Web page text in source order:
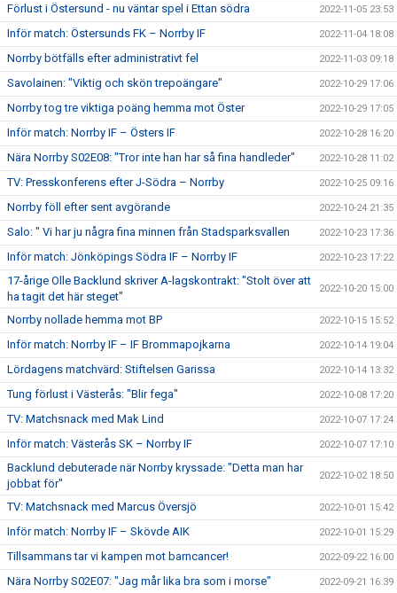
Förlust i Östersund - nu väntar spel i Ettan södra 2022-11-05 23:53
Inför match: Östersunds FK – Norrby IF 2022-11-04 18:08
Norrby bötfälls efter administrativt fel 2022-11-03 09:18
Savolainen: "Viktig och skön trepoängare" 2022-10-29 17:06
Norrby tog tre viktiga poäng hemma mot Öster 2022-10-29 17:05
Inför match: Norrby IF – Östers IF 2022-10-28 16:20
Nära Norrby S02E08: "Tror inte han har så fina handleder" 2022-10-28 11:02
TV: Presskonferens efter J-Södra – Norrby 2022-10-25 09:16
Norrby föll efter sent avgörande 2022-10-24 21:35
Salo: " Vi har ju några fina minnen från Stadsparksvallen 2022-10-23 17:36
Inför match: Jönköpings Södra IF – Norrby IF 2022-10-23 17:22
17-årige Olle Backlund skriver A-lagskontrakt: "Stolt över att
ha tagit det här steget"
2022-10-20 15:00
Norrby nollade hemma mot BP 2022-10-15 15:52
Inför match: Norrby IF – IF Brommapojkarna 2022-10-14 19:04
Lördagens matchvärd: Stiftelsen Garissa 2022-10-14 13:32
Tung förlust i Västerås: "Blir fega" 2022-10-08 17:20
TV: Matchsnack med Mak Lind 2022-10-07 17:24
Inför match: Västerås SK – Norrby IF 2022-10-07 17:10
Backlund debuterade när Norrby kryssade: "Detta man har
jobbat för"
2022-10-02 18:50
TV: Matchsnack med Marcus Översjö 2022-10-01 15:42
Inför match: Norrby IF – Skövde AIK 2022-10-01 15:29
Tillsammans tar vi kampen mot barncancer! 2022-09-22 16:00
Nära Norrby S02E07: "Jag mår lika bra som i morse" 2022-09-21 16:39